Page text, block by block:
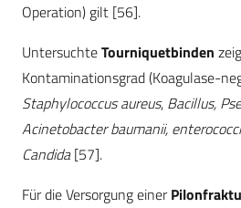
Operation) gilt [56].
UntersuchteTourniquetbinden
Kontaminationsgrad (Koagulase-
Staphylococcus aureus, Bacillus,
Acinetobacter baumanii,
Candida[57].
Für die Versorgung einer